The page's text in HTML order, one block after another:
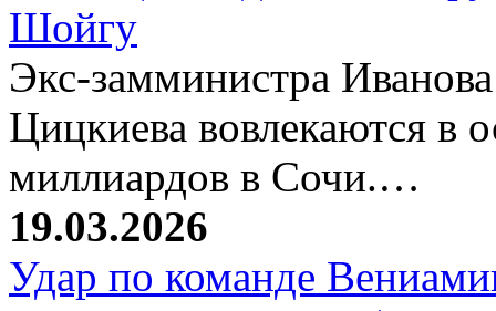
Шойгу
Экс-замминистра
Цицкиева вовлекаются в
миллиардов в Сочи.…
19.03.2026
Удар по команде